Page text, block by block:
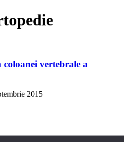
coloanei vertebrale a
2015